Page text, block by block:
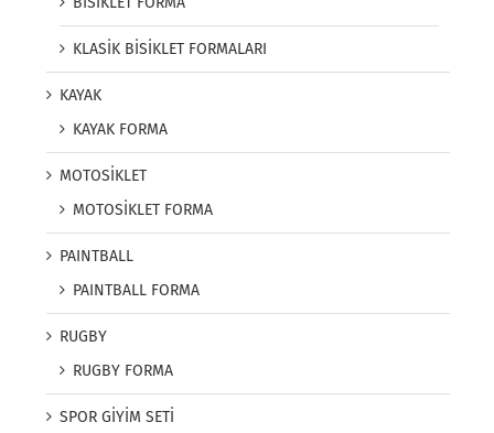
KLASİK BİSİKLET FORMALARI
KAYAK
KAYAK FORMA
MOTOSİKLET
MOTOSİKLET FORMA
PAINTBALL
PAINTBALL FORMA
RUGBY
RUGBY FORMA
SPOR GİYİM SETİ